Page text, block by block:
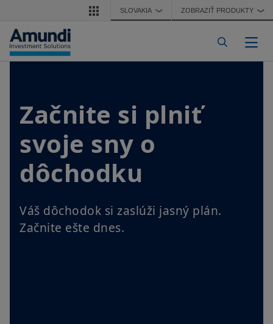
Skočiť na hlavný obsahSLOVAKIA ❯ ZOBRAZIŤ PRODUKTY ❯
Začnite si plniť
svoje sny o
dôchodku
Váš dôchodok si zaslúži jasný plán.
Začnite ešte dnes.